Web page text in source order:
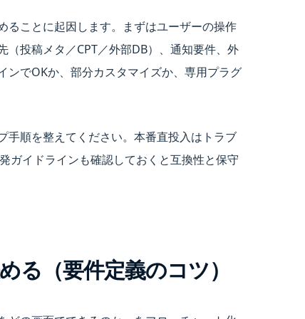
ることに起因します。まずはユーザーの操作
投稿メタ／CPT／外部DB）、通知要件、外
ンでOKか、部分カスタマイズか、専用プラグ
手順を整えてください。本番直投入はトラブ
ガイドラインも確認しておくと互換性と保守
る（要件定義のコツ）